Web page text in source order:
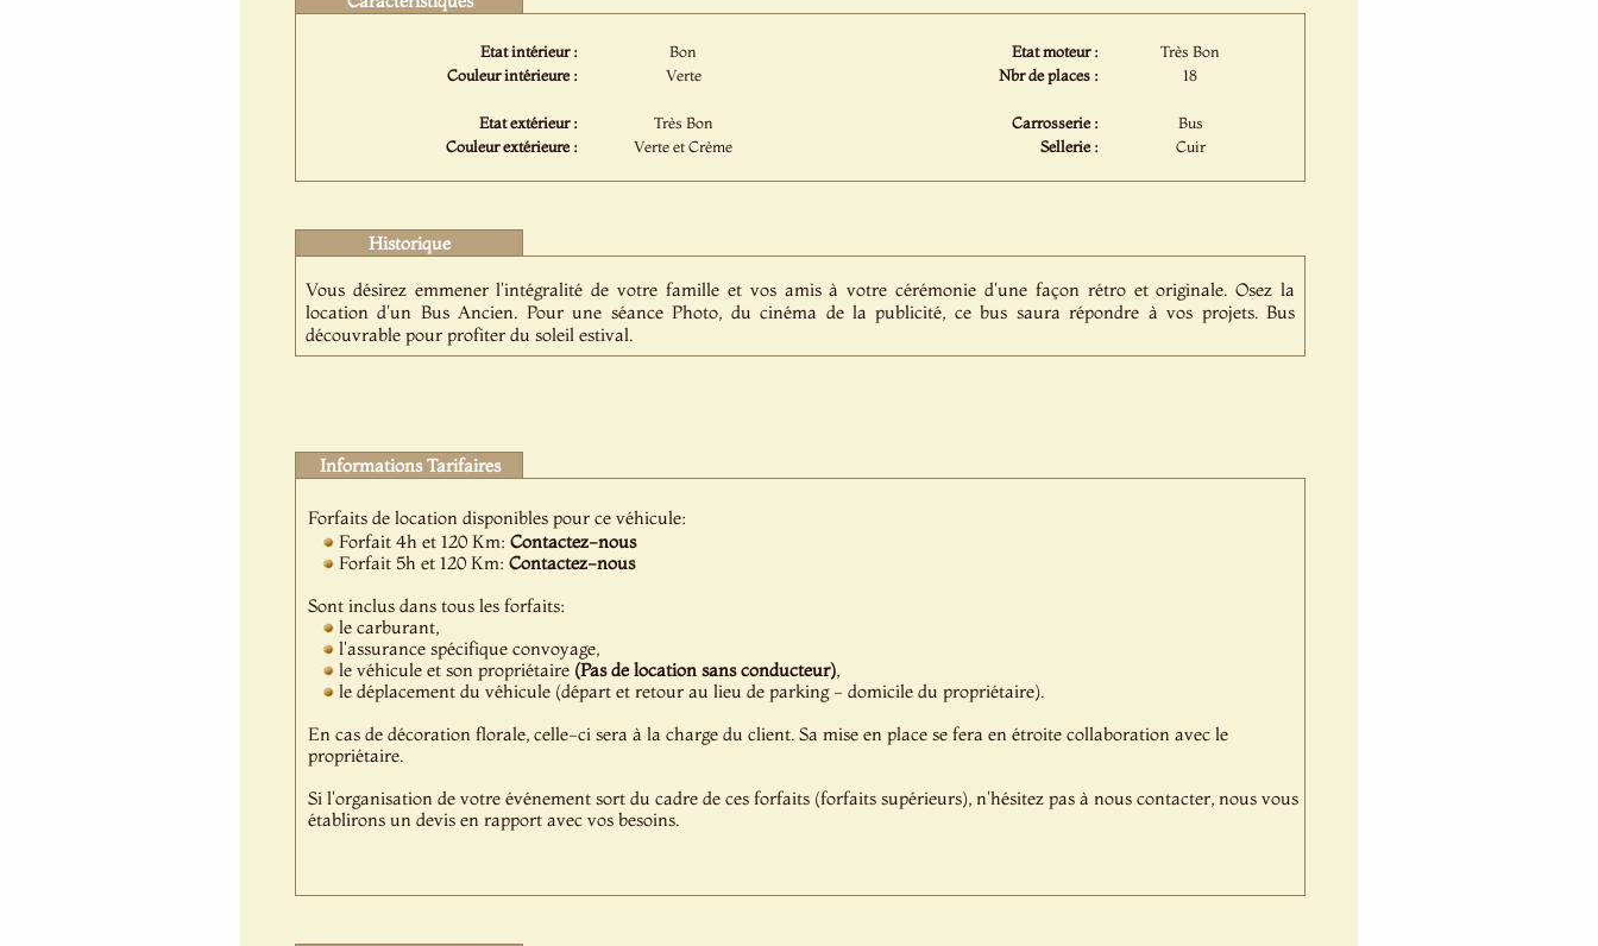
Etat intérieur :
Bon
Couleur intérieure :
Verte
Etat extérieur :
Très Bon
Couleur extérieure :
Verte et Crème
Etat moteur :
Très Bon
Nbr de places :
18
Carrosserie :
Bus
Sellerie :
Cuir
Historique
Vous désirez emmener l'intégralité de votre famille et vos amis à votre cérémonie d'une façon rétro et originale. Osez la
location d'un Bus Ancien. Pour une séance Photo, du cinéma de la publicité, ce bus saura répondre à vos projets. Bus
découvrable pour profiter du soleil estival.
Informations Tarifaires
Forfaits de location disponibles pour ce véhicule:
Forfait 4h et 120 Km: Contactez-nous
Forfait 5h et 120 Km: Contactez-nous
Sont inclus dans tous les forfaits:
le carburant,
l'assurance spécifique convoyage,
le véhicule et son propriétaire (Pas de location sans conducteur),
le déplacement du véhicule (départ et retour au lieu de parking - domicile du propriétaire).
En cas de décoration florale, celle-ci sera à la charge du client. Sa mise en place se fera en étroite collaboration avec le
propriétaire.
Si l'organisation de votre événement sort du cadre de ces forfaits (forfaits supérieurs), n'hésitez pas à nous contacter, nous vous
établirons un devis en rapport avec vos besoins.